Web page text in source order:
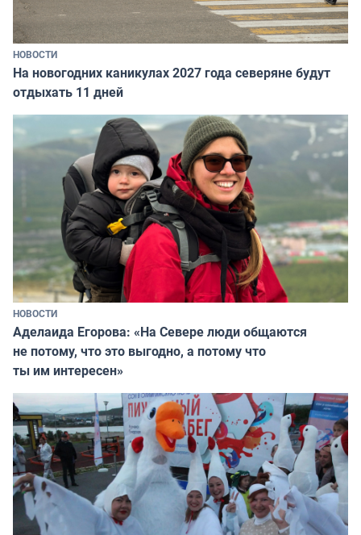
НОВОСТИ
На новогодних каникулах 2027 года северяне будут
отдыхать 11 дней
НОВОСТИ
Аделаида Егорова: «На Севере люди общаются
не потому, что это выгодно, а потому что
ты им интересен»